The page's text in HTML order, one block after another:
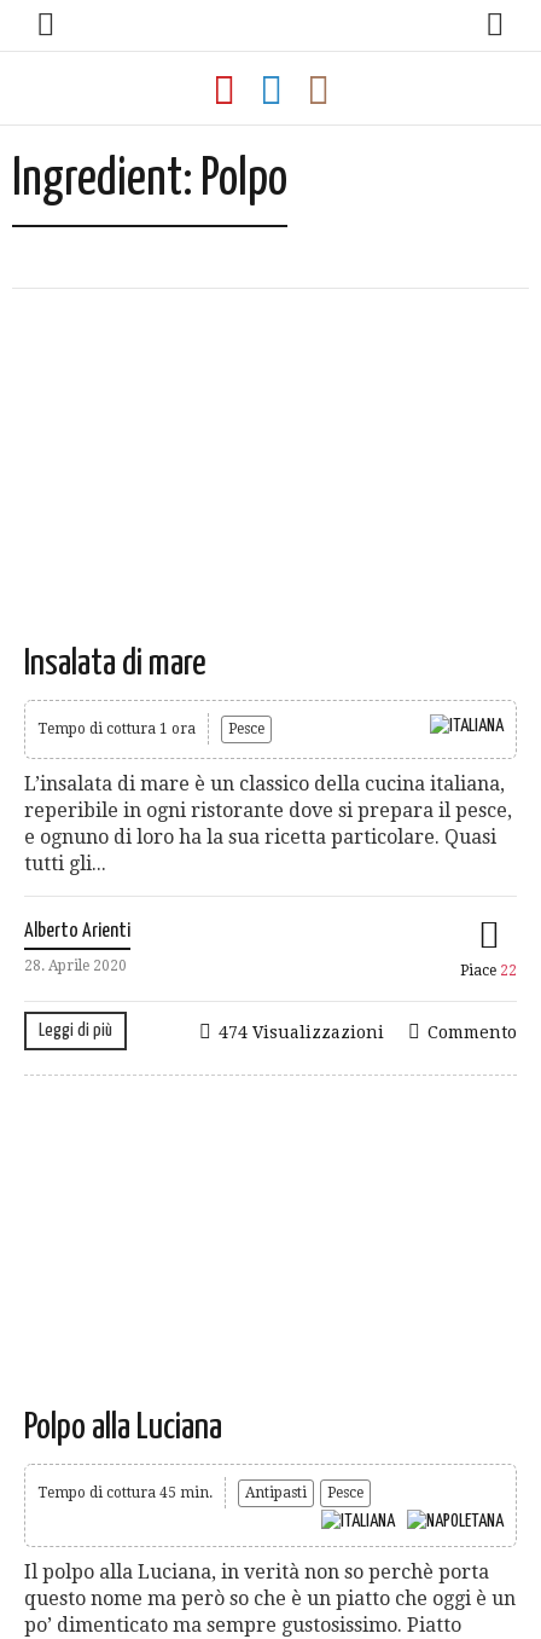
Ingredient: Polpo
Insalata di mare
Tempo di cottura 1 ora Pesce
L’insalata di mare è un classico della cucina italiana,
reperibile in ogni ristorante dove si prepara il pesce,
e ognuno di loro ha la sua ricetta particolare. Quasi
tutti gli...
Alberto Arienti
28. Aprile 2020 Piace 22
Leggi di più Commento
474 Visualizzazioni
Polpo alla Luciana
Tempo di cottura 45 min. Antipasti Pesce
Il polpo alla Luciana, in verità non so perchè porta
questo nome ma però so che è un piatto che oggi è un
po’ dimenticato ma sempre gustosissimo. Piatto